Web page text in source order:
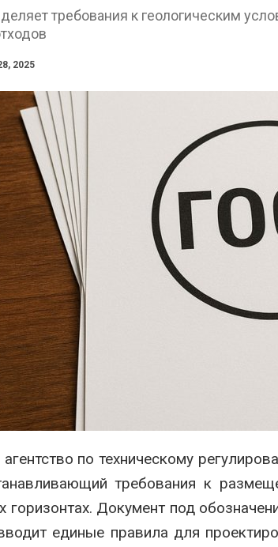
требования к геологическим
2025
по техническому
требования к
горизонтах. Документ под
единые правила для
масштабном загрязнении
из-за противопожарной
экологические НКО
России по итогам 2025
года
Тайфун, засуха и пожары:
сразу несколько
регионов столкнулись с
экстремальными
явлениями
Солнечные панели над
каналами позволяют
одновременно
вырабатывать энергию и
воду
Дождевая вода с крыш
может помочь городам
переживать жару
Авг 7, 2026
Минприроды
потребовало ускорить
строительство мусорных
объектов и уборку
площадок
Авг 8, 2026
наблюдению
Авг 8, 2026
полтора раза
Авг 7, 2026